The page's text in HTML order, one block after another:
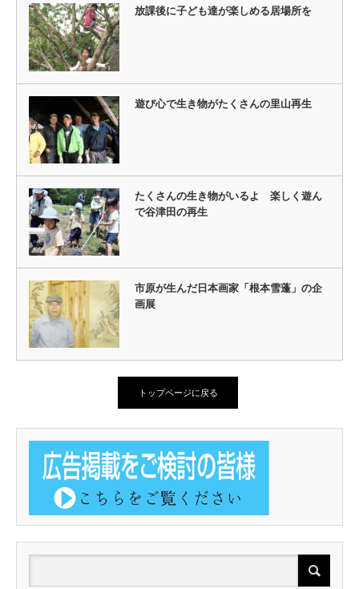
放課後に子ども達が楽しめる居場所を
遊び心で生き物がたくさんの里山再生
たくさんの生き物がいるよ 楽しく遊ん
で谷津田の再生
市原が生んだ日本画家「根本雪蓬」の企
画展
トップページに戻る